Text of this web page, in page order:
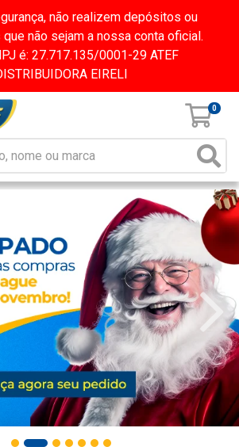
não realizem depósitos ou
não sejam a nossa conta oficial.
é: 27.717.135/0001-29 ATEF
EIRELI
0